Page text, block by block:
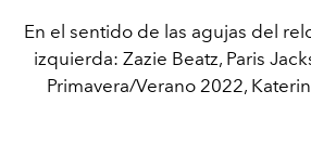
En el sentido de las agujas del
izquierda: Zazie Beatz, Paris
Primavera/Verano 2022,